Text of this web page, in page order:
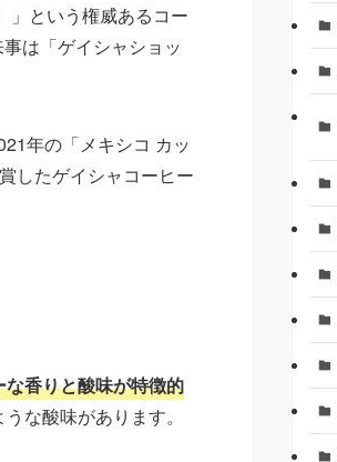
」という権威あるコー
は「ゲイシャショッ
年の「メキシコ カッ
したゲイシャコーヒー
な香りと酸味が特徴的
な酸味があります。